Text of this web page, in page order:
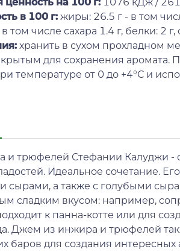
в 100 г: жиры: 26.5 г - в том
том числе сахара 1.4 г, белки: 2 г,
хранить в сухом прохладном
для сохранения аромата.
температуре от 0 до +4°С и
и трюфелей Стефании Калуджи -
Идеальное сочетание.
сырами, а также с голубыми
сладким вкусом: например,
к панна-котте или для
Джем из инжира и трюфелей
баров для создания